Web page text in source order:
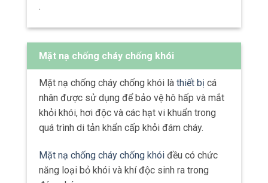
.
Mặt nạ chống cháy chống khói
Mặt nạ chống cháy chống khói là thiết bị cá
nhân được sử dụng để bảo vệ hô hấp và mắt
khỏi khói, hơi độc và các hạt vi khuẩn trong
quá trình di tản khẩn cấp khỏi đám cháy.
Mặt nạ chống cháy chống khói đều có chức
năng loại bỏ khói và khí độc sinh ra trong